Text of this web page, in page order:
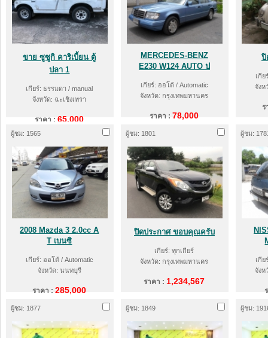
ขาย ซูซูกิ คาริเบี้ยน ตู้
ปลา 1
เกียร์: ธรรมดา / manual
จังหวัด: ฉะเชิงเทรา
ราคา :65,000
MERCEDES-BENZ
E230 W124 AUTO ป
เกียร์: ออโต้ / Automatic
จังหวัด: กรุงเทพมหานคร
ราคา :78,000
ปิ
เกี
จังห
ผู้ชม: 1565
2008 Mazda 3 2.0cc A
T เบนซิ
เกียร์: ออโต้ / Automatic
จังหวัด: นนทบุรี
ราคา :285,000
ผู้ชม: 1801
ปิดประกาศ ขอบคุณครับ
เกียร์: ทุกเกียร์
จังหวัด: กรุงเทพมหานคร
ราคา :1,234,567
ผู้ชม:
เกี
จังห
ผู้ชม: 1877 ผู้ชม: 1849 ผู้ชม: